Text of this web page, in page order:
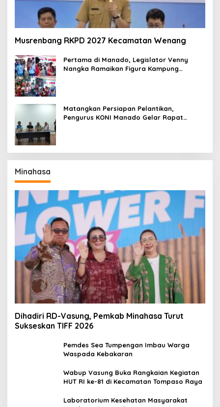
Musrenbang RKPD 2027 Kecamatan Wenang
Pertama di Manado, Legislator Venny
Nangka Ramaikan Figura Kampung
Matangkan Persiapan Pelantikan,
Pengurus KONI Manado Gelar Rapat
Minahasa
Dihadiri RD-Vasung, Pemkab Minahasa Turut
Sukseskan TIFF 2026
Pemdes Sea Tumpengan Imbau Warga
Waspada Kebakaran
Wabup Vasung Buka Rangkaian Kegiatan
HUT RI ke-81 di Kecamatan Tompaso Raya
Laboratorium Kesehatan Masyarakat